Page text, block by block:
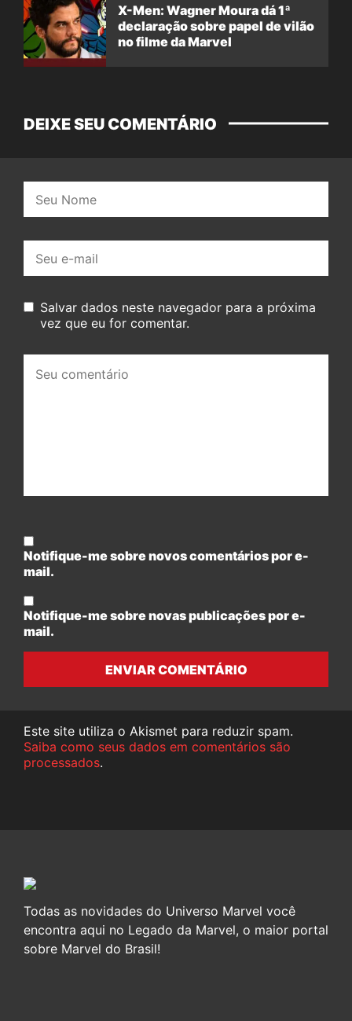
X-Men: Wagner Moura dá 1ª
declaração sobre papel de vilão
no filme da Marvel
DEIXE SEU COMENTÁRIO
mail:
Salvar dados neste navegador para a próxima
vez que eu for comentar.
comentário:
Notifique-me sobre novos comentários por e-
mail.
Notifique-me sobre novas publicações por e-
mail.
ENVIAR COMENTÁRIO
Este site utiliza o Akismet para reduzir spam.
Saiba como seus dados em comentários são
processados.
Todas as novidades do Universo Marvel você
encontra aqui no Legado da Marvel, o maior portal
sobre Marvel do Brasil!